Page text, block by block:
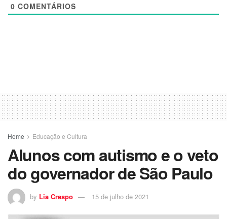
0 COMENTÁRIOS
Home Educação e Cultura
Alunos com autismo e o veto
do governador de São Paulo
by Lia Crespo 15 de julho de 2021